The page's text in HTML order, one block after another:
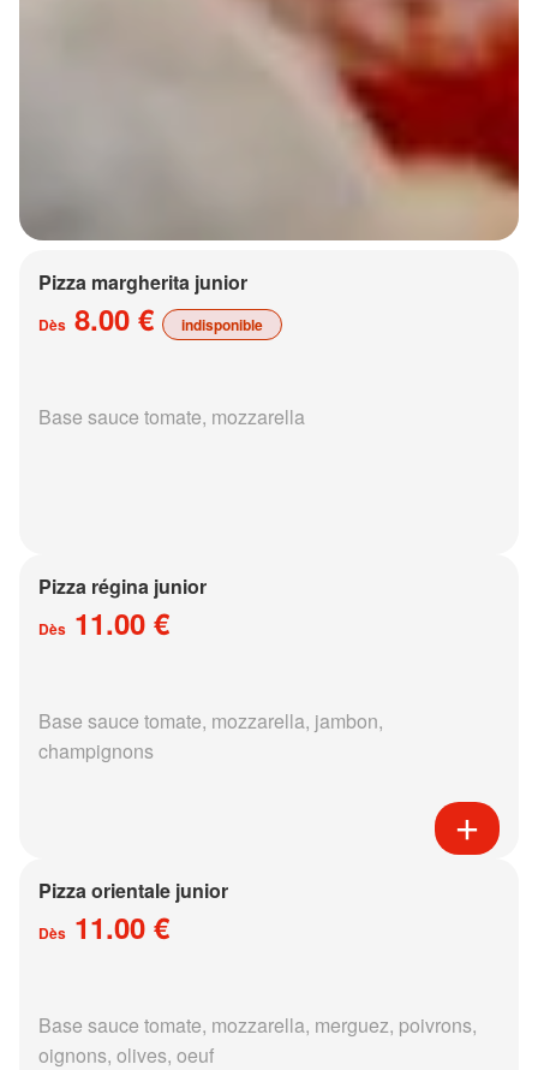
Pizza margherita junior
Dès 8.00 € indisponible
Base sauce tomate, mozzarella
Pizza régina junior
Dès 11.00 €
Base sauce tomate, mozzarella, jambon,
champignons
Pizza orientale junior
Dès 11.00 €
Base sauce tomate, mozzarella, merguez, poivrons,
oignons, olives, oeuf